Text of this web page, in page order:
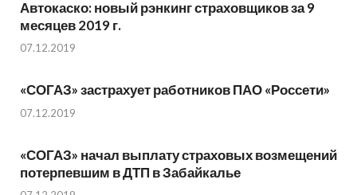
Автокаско: новый рэнкинг страховщиков за 9
месяцев 2019 г.
07.12.2019
«СОГАЗ» застрахует работников ПАО «Россети»
07.12.2019
«СОГАЗ» начал выплату страховых возмещений
потерпевшим в ДТП в Забайкалье